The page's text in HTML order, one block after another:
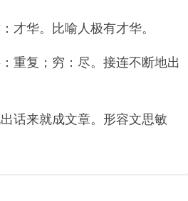
华。比喻人极有才华。
复；穷：尽。接连不断地出
来就成文章。形容文思敏